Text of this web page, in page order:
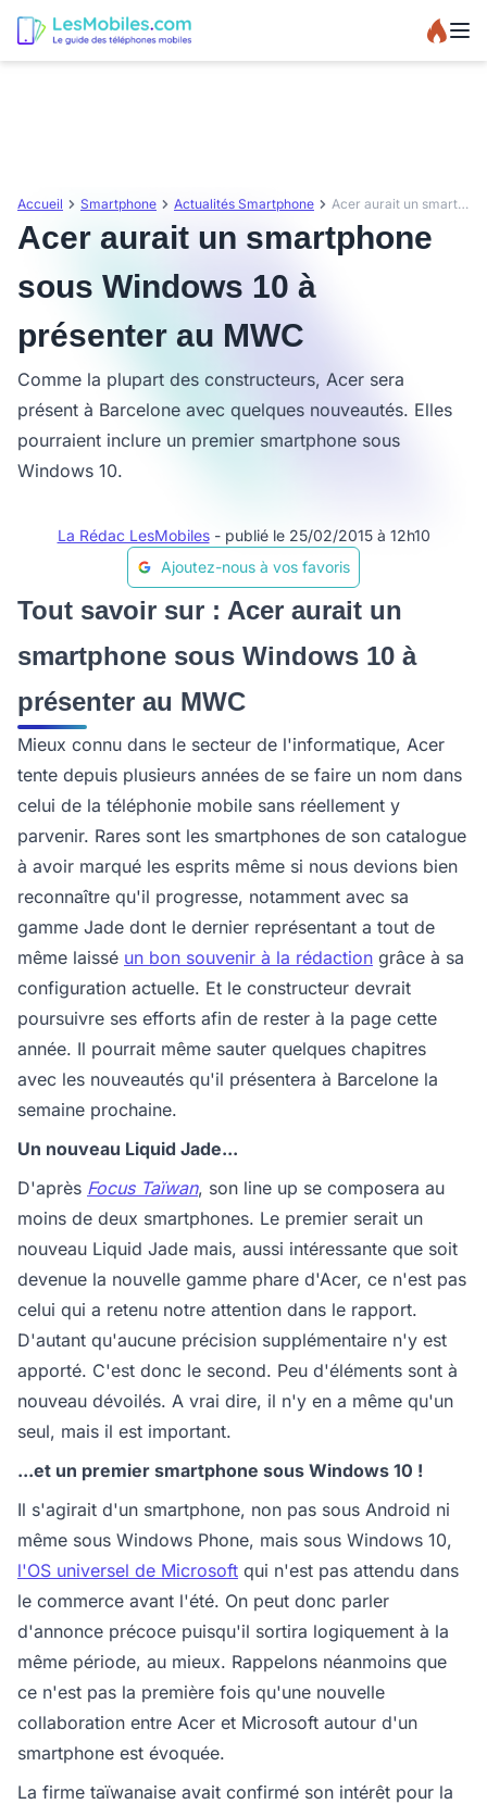
Accueil Smartphone Actualités Smartphone Acer aurait un smartphone sous Windows 10 à présenter au MWC
Acer aurait un smartphone
sous Windows 10 à
présenter au MWC
Comme la plupart des constructeurs, Acer sera
présent à Barcelone avec quelques nouveautés. Elles
pourraient inclure un premier smartphone sous
Windows 10.
La Rédac LesMobiles - publié le 25/02/2015 à 12h10
Ajoutez-nous à vos favoris
Tout savoir sur : Acer aurait un
smartphone sous Windows 10 à
présenter au MWC
Mieux connu dans le secteur de l'informatique, Acer
tente depuis plusieurs années de se faire un nom dans
celui de la téléphonie mobile sans réellement y
parvenir. Rares sont les smartphones de son catalogue
à avoir marqué les esprits même si nous devions bien
reconnaître qu'il progresse, notamment avec sa
gamme Jade dont le dernier représentant a tout de
même laissé un bon souvenir à la rédaction grâce à sa
configuration actuelle. Et le constructeur devrait
poursuivre ses efforts afin de rester à la page cette
année. Il pourrait même sauter quelques chapitres
avec les nouveautés qu'il présentera à Barcelone la
semaine prochaine.
Un nouveau Liquid Jade...
D'après Focus Taïwan, son line up se composera au
moins de deux smartphones. Le premier serait un
nouveau Liquid Jade mais, aussi intéressante que soit
devenue la nouvelle gamme phare d'Acer, ce n'est pas
celui qui a retenu notre attention dans le rapport.
D'autant qu'aucune précision supplémentaire n'y est
apporté. C'est donc le second. Peu d'éléments sont à
nouveau dévoilés. A vrai dire, il n'y en a même qu'un
seul, mais il est important.
...et un premier smartphone sous Windows 10 !
Il s'agirait d'un smartphone, non pas sous Android ni
même sous Windows Phone, mais sous Windows 10,
l'OS universel de Microsoft qui n'est pas attendu dans
le commerce avant l'été. On peut donc parler
d'annonce précoce puisqu'il sortira logiquement à la
même période, au mieux. Rappelons néanmoins que
ce n'est pas la première fois qu'une nouvelle
collaboration entre Acer et Microsoft autour d'un
smartphone est évoquée.
La firme taïwanaise avait confirmé son intérêt pour la